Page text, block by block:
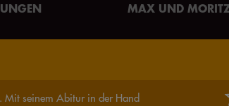
MAX UND
seinem Abitur in der Hand